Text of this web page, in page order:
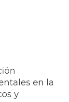
en la
y